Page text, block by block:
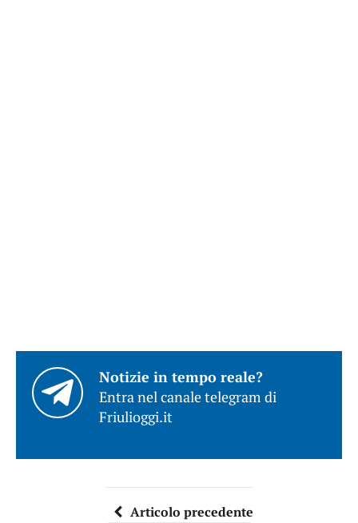
Notizie in tempo reale?
Entra nel canale telegram di
Friulioggi.it
Articolo precedente